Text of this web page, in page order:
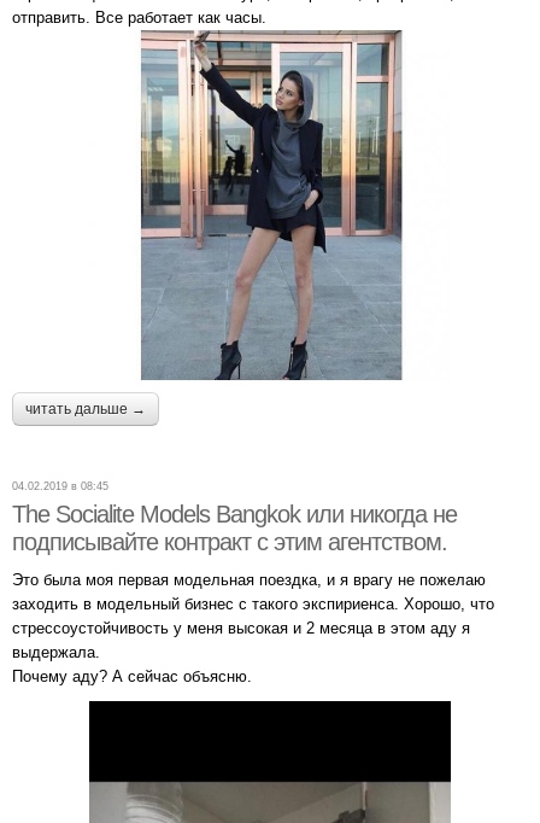
отправить. Все работает как часы.
читать дальше →
04.02.2019 в 08:45
The Socialite Models Bangkok или никогда не
подписывайте контракт с этим агентством.
Это была моя первая модельная поездка, и я врагу не пожелаю
заходить в модельный бизнес с такого экспириенса. Хорошо, что
стрессоустойчивость у меня высокая и 2 месяца в этом аду я
выдержала.
Почему аду? А сейчас объясню.